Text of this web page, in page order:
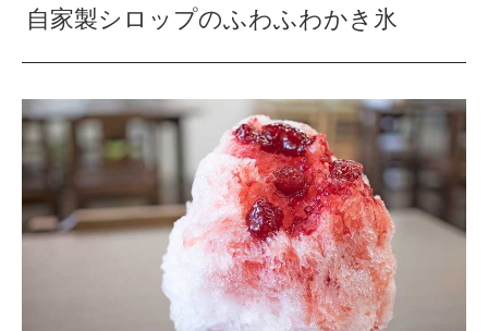
自家製シロップのふわふわかき氷